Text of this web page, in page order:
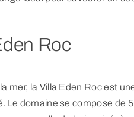
Roc
mer, la Villa Eden Roc est
Le domaine se compose de